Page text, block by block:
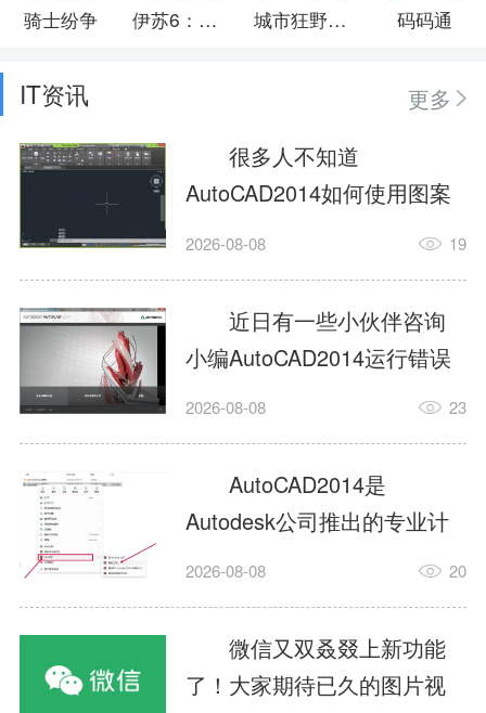
骑士纷争 伊苏6：纳比斯汀的方舟 城市狂野飙车 码码通
IT资讯
更多
很多人不知道
AutoCAD2014如何使用图案
填充?今日为你们带来的文章
用图案填充的内容，还有不
清楚小伙伴和小编一起去学
习一下吧。1.打开
AutoCAD2014这款软件，进
入AutoCAD2014的操作界
面，如图所示：2.在该界面内
找到矩形选项，如图所示：3.
点击矩...
2026-08-08 19
近日有一些小伙伴咨询
小编AutoCAD2014运行错误
怎么办?下面就为大家带来了
办的解决方法，有需要的小
伙伴可以来了解了解哦。1.打
开控制面板，选择
AutodeskAutoCAD2014。2.
等AutodeskAutoCAD2014的
安装程序加载完毕。3.选择添
加/...
2026-08-08 23
AutoCAD2014是
Autodesk公司推出的专业计
算机辅助设计（CAD）软
子、建筑、服装等多个工程
与设计领域。作为行业标准
工具之一，它提供了强大的
2026-08-08 20
微信又双叒叕上新功能
了！大家期待已久的图片视